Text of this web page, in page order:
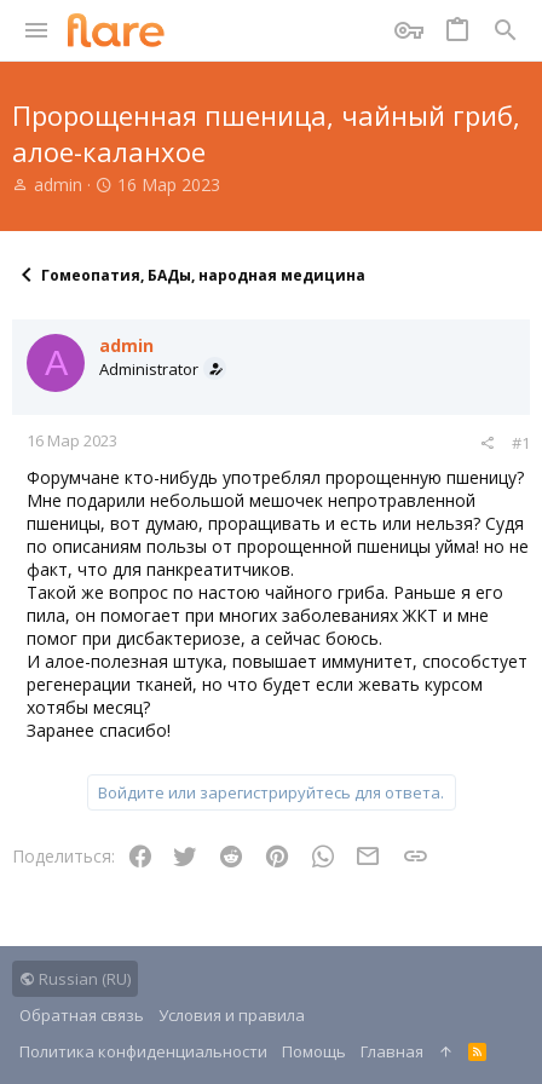
Пророщенная пшеница, чайный гриб,
алое-каланхое
А
т
м
admin
Д
т
н
а
л
16 Мар 2023
Гомеопатия, БАДы, народная медицина
A admin
Administrator
16 Мар 2023 #1
Форумчане кто-нибудь употреблял пророщенную пшеницу?
Мне подарили небольшой мешочек непротравленной
пшеницы, вот думаю, проращивать и есть или нельзя? Судя
по описаниям пользы от пророщенной пшеницы уйма! но не
факт, что для панкреатитчиков.
Такой же вопрос по настою чайного гриба. Раньше я его
пила, он помогает при многих заболеваниях ЖКТ и мне
помог при дисбактериозе, а сейчас боюсь.
И алое-полезная штука, повышает иммунитет, способстует
регенерации тканей, но что будет если жевать курсом
хотябы месяц?
Заранее спасибо!
Войдите или зарегистрируйтесь для ответа.
Поделиться: Facebook
Twitter Reddit PinterestWhatsAppЭлектронная почта
Russian (RU)
Обратная связь
Условия и правила
Политика конфиденциальности
Помощь Главная
R